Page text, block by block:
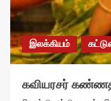
இலக்கியம்
கவியரசர்